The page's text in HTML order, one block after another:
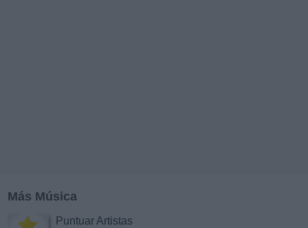
Más Música
Puntuar Artistas